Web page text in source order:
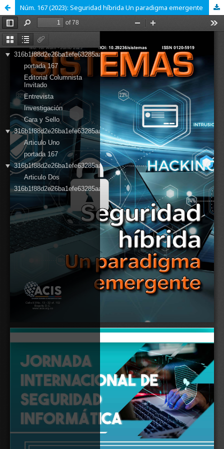
Núm. 167 (2023): Seguridad híbrida Un paradigma emergente